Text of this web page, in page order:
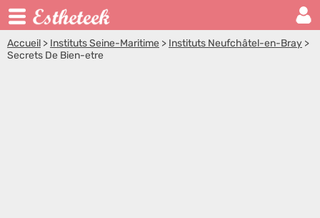
Accueil > Instituts Seine-Maritime > Instituts Neufchâtel-en-Bray >
Secrets De Bien-etre